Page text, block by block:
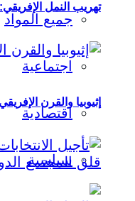
جميع المواد
اجتماعية
اقتصادية
سياسية
تهريب النمل
إثيوبيا والقرن